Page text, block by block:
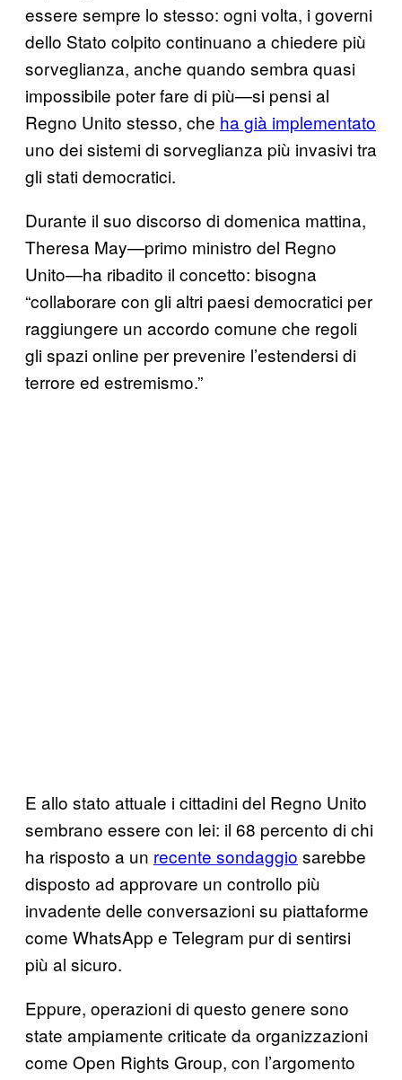
essere sempre lo stesso: ogni volta, i governi
dello Stato colpito continuano a chiedere più
sorveglianza, anche quando sembra quasi
impossibile poter fare di più—si pensi al
Regno Unito stesso, che ha già implementato
uno dei sistemi di sorveglianza più invasivi tra
gli stati democratici.
Durante il suo discorso di domenica mattina,
Theresa May—primo ministro del Regno
Unito—ha ribadito il concetto: bisogna
“collaborare con gli altri paesi democratici per
raggiungere un accordo comune che regoli
gli spazi online per prevenire l’estendersi di
terrore ed estremismo.”
E allo stato attuale i cittadini del Regno Unito
sembrano essere con lei: il 68 percento di chi
ha risposto a un recente sondaggio sarebbe
disposto ad approvare un controllo più
invadente delle conversazioni su piattaforme
come WhatsApp e Telegram pur di sentirsi
più al sicuro.
Eppure, operazioni di questo genere sono
state ampiamente criticate da organizzazioni
come Open Rights Group, con l’argomento